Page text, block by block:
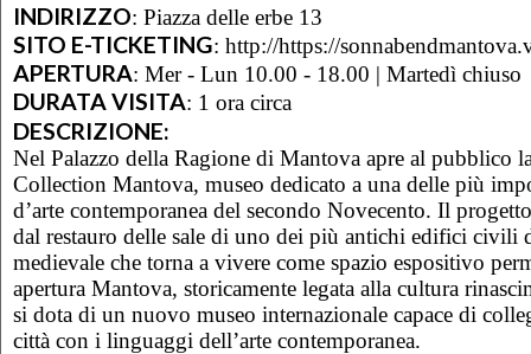
INDIRIZZO: Piazza delle erbe 13
SITO E-TICKETING: http://https://
APERTURA: Mer - Lun 10.00 - 18.00 | Martedì chiuso
DURATA VISITA: 1 ora circa
DESCRIZIONE:
Nel Palazzo della Ragione di Mantova apre al pubblico
Collection Mantova, museo dedicato a una delle più
d’arte contemporanea del secondo Novecento. Il
dal restauro delle sale di uno dei più antichi edifici civili
medievale che torna a vivere come spazio espositivo
apertura Mantova, storicamente legata alla cultura
si dota di un nuovo museo internazionale capace di
città con i linguaggi dell’arte contemporanea.